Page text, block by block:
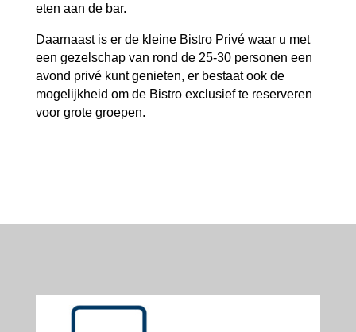
eten aan de bar.
Daarnaast is er de kleine Bistro Privé waar u met
een gezelschap van rond de 25-30 personen een
avond privé kunt genieten, er bestaat ook de
mogelijkheid om de Bistro exclusief te reserveren
voor grote groepen.